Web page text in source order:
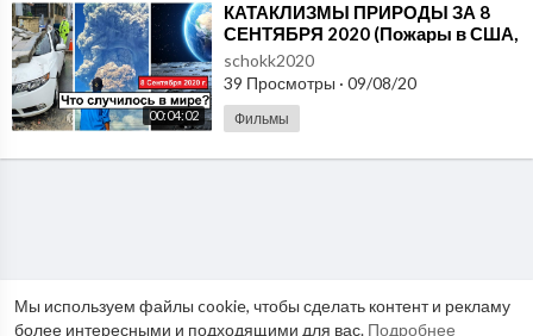
Мы используем файлы cookie, чтобы сделать контент и рекламу
более интересными и подходящими для вас. Подробнее
00:04:02
⁣КАТАКЛИЗМЫ ПРИРОДЫ ЗА 8
СЕНТЯБРЯ 2020 (Пожары в США,
Сенегал наводнение, Встреча
Луны и Марса)
schokk2020
39 Просмотры · 09/08/20
Фильмы